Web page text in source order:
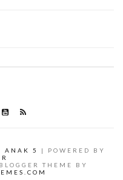
ANAK 5
| POWERED BY
THEME BY